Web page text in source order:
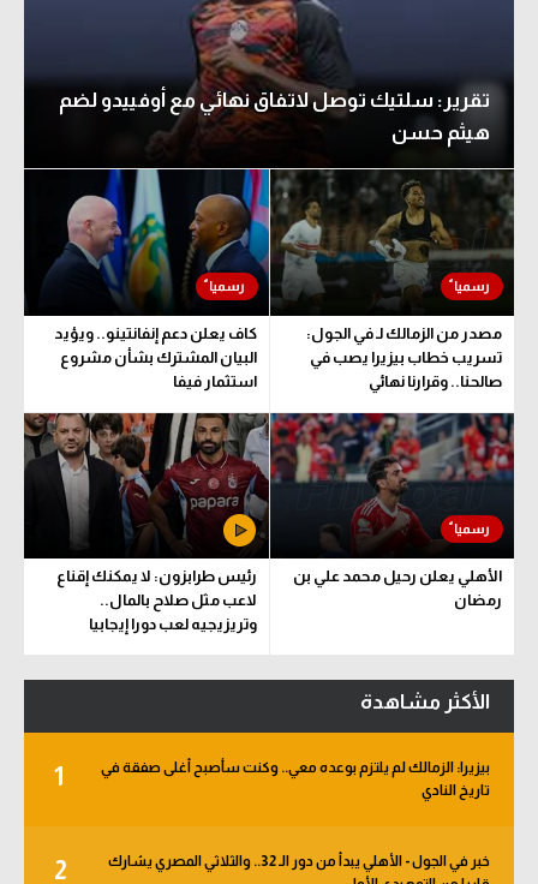
تقرير: سلتيك توصل لاتفاق نهائي مع أوفييدو لضم
هيثم حسن
مصدر من الزمالك لـ في الجول:
تسريب خطاب بيزيرا يصب في
صالحنا.. وقرارنا نهائي
كاف يعلن دعم إنفانتينو.. ويؤيد
البيان المشترك بشأن مشروع
استثمار فيفا
الأهلي يعلن رحيل محمد علي بن
رمضان
رئيس طرابزون: لا يمكنك إقناع
لاعب مثل صلاح بالمال..
وتريزيجيه لعب دورا إيجابيا
الأكثر مشاهدة
1
بيزيرا: الزمالك لم يلتزم بوعده معي.. وكنت سأصبح أغلى صفقة في
تاريخ النادي
2
خبر في الجول - الأهلي يبدأ من دور الـ 32.. والثلاثي المصري يشارك